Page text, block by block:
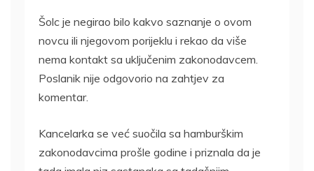
Šolc je negirao bilo kakvo saznanje o ovom
novcu ili njegovom porijeklu i rekao da više
nema kontakt sa uključenim zakonodavcem.
Poslanik nije odgovorio na zahtjev za
komentar.
Kancelarka se već suočila sa hamburškim
zakonodavcima prošle godine i priznala da je